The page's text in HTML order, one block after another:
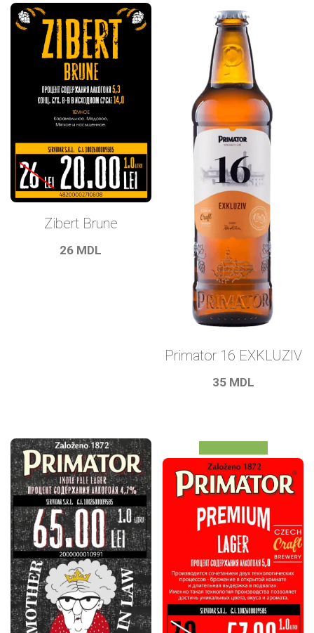
Zibert Brune
26 MDL
Primator 16 EXKLUZIV
35 MDL